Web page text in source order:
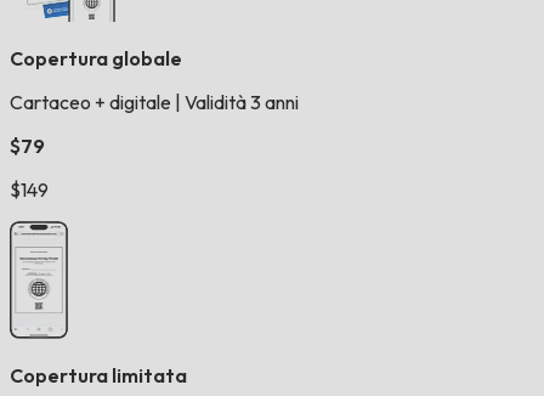
Copertura globale
Cartaceo + digitale Validità 3 anni
$79
$149
Copertura limitata